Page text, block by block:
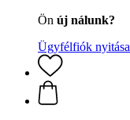
Ön új nálunk?
Ügyfélfiók nyitása